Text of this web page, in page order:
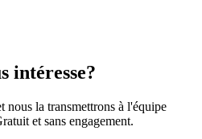
intéresse?
nous la transmettrons à l'équipe
et sans engagement.